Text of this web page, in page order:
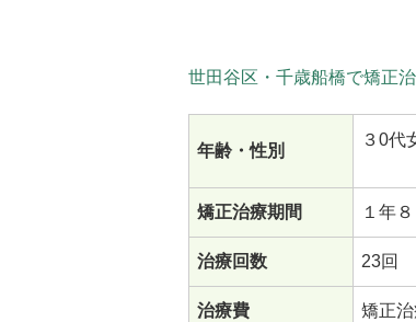
世田谷区・千歳船橋で矯正
年齢・性別
３0代
矯正治療期間 １年
治療回数 23回
治療費 矯正